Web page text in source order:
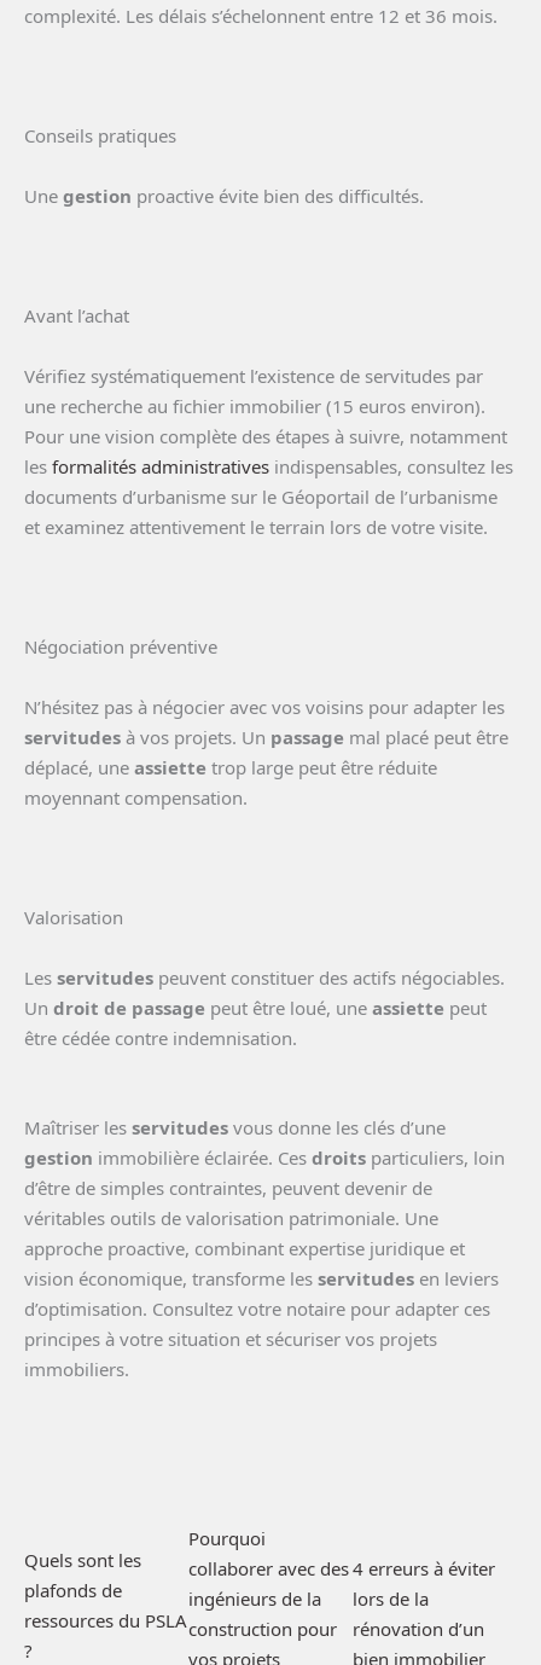
complexité. Les délais s’échelonnent entre 12 et 36 mois.
Conseils pratiques
Une gestion proactive évite bien des difficultés.
Avant l’achat
Vérifiez systématiquement l’existence de servitudes par
une recherche au fichier immobilier (15 euros environ).
Pour une vision complète des étapes à suivre, notamment
les formalités administratives indispensables, consultez les
documents d’urbanisme sur le Géoportail de l’urbanisme
et examinez attentivement le terrain lors de votre visite.
Négociation préventive
N’hésitez pas à négocier avec vos voisins pour adapter les
servitudes à vos projets. Un passage mal placé peut être
déplacé, une assiette trop large peut être réduite
moyennant compensation.
Valorisation
Les servitudes peuvent constituer des actifs négociables.
Un droit de passage peut être loué, une assiette peut
être cédée contre indemnisation.
Maîtriser les servitudes vous donne les clés d’une
gestion immobilière éclairée. Ces droits particuliers, loin
d’être de simples contraintes, peuvent devenir de
véritables outils de valorisation patrimoniale. Une
approche proactive, combinant expertise juridique et
vision économique, transforme les servitudes en leviers
d’optimisation. Consultez votre notaire pour adapter ces
principes à votre situation et sécuriser vos projets
immobiliers.
Quels sont les
plafonds de
ressources du PSLA
?
Pourquoi
collaborer avec des
ingénieurs de la
construction pour
vos projets
4 erreurs à éviter
lors de la
rénovation d’un
bien immobilier